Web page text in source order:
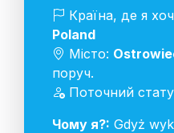
Країна, де я
Poland
Місто:
поруч.
Поточний
Чому я?: Gdyż